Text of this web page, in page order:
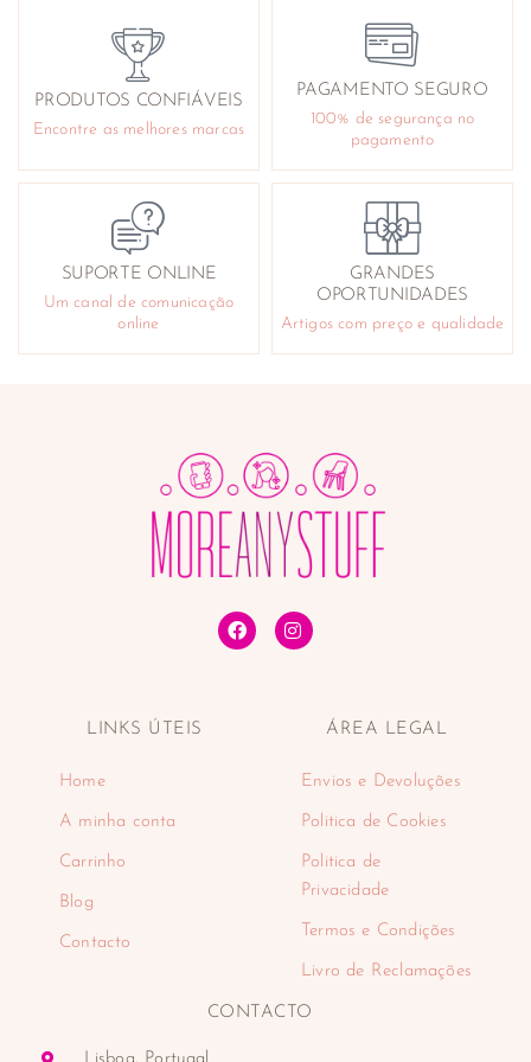
Ouvidos
Pés
Queimaduras e arranhões
Reafirmantes e tonificantes
Sabonetes e géis de banho
Cuidado Facial
Acne
Antirrugas
Contorno de olhos
Desmaquilhantes
Higiene e cuidado nasal
Máscaras faciais
Produtos para barbear
Sérum e anti-manchas
Tónicos faciais
Tratamentos faciais
Eletrodomésticos
Balanças
Máquinas de barbear
Fornos de encastre
PRODUTOS CONFIÁVEIS
Encontre as melhores marcas
PAGAMENTO SEGURO
100% de segurança no
pagamento
SUPORTE ONLINE
Um canal de comunicação
online
GRANDES
OPORTUNIDADES
Artigos com preço e qualidade
LINKS ÚTEIS
Home
A minha conta
Carrinho
Blog
Contacto
ÁREA LEGAL
Envios e Devoluções
Politica de Cookies
Politica de
Privacidade
Termos e Condições
Livro de Reclamações
CONTACTO